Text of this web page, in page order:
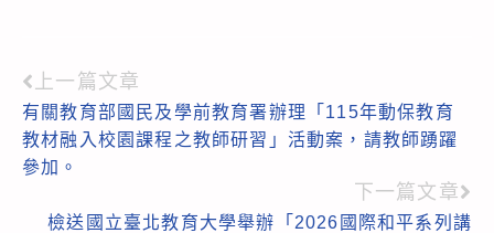
Read
more
articles
上一篇文章
有關教育部國民及學前教育署辦理「115年動保教育
教材融入校園課程之教師研習」活動案，請教師踴躍
參加。
下一篇文章
檢送國立臺北教育大學舉辦「2026國際和平系列講